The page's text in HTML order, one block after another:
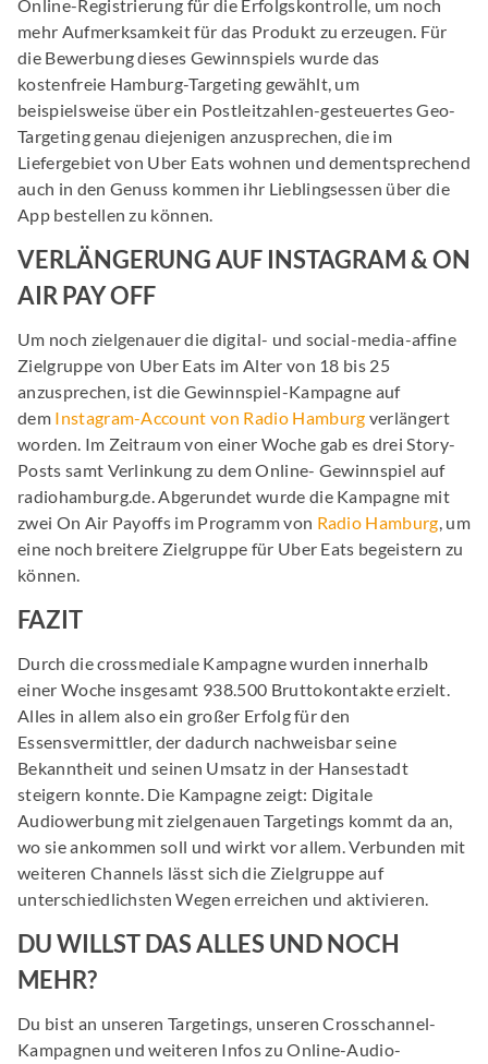
Online-Registrierung für die Erfolgskontrolle, um noch
mehr Aufmerksamkeit für das Produkt zu erzeugen. Für
die Bewerbung dieses Gewinnspiels wurde das
kostenfreie Hamburg-Targeting gewählt, um
beispielsweise über ein Postleitzahlen-gesteuertes Geo-
Targeting genau diejenigen anzusprechen, die im
Liefergebiet von Uber Eats wohnen und dementsprechend
auch in den Genuss kommen ihr Lieblingsessen über die
App bestellen zu können.
VERLÄNGERUNG AUF INSTAGRAM & ON
AIR PAY OFF
Um noch zielgenauer die digital- und social-media-affine
Zielgruppe von Uber Eats im Alter von 18 bis 25
anzusprechen, ist die Gewinnspiel-Kampagne auf
dem Instagram-Account von Radio Hamburg verlängert
worden. Im Zeitraum von einer Woche gab es drei Story-
Posts samt Verlinkung zu dem Online- Gewinnspiel auf
radiohamburg.de. Abgerundet wurde die Kampagne mit
zwei On Air Payoffs im Programm von Radio Hamburg, um
eine noch breitere Zielgruppe für Uber Eats begeistern zu
können.
FAZIT
Durch die crossmediale Kampagne wurden innerhalb
einer Woche insgesamt 938.500 Bruttokontakte erzielt.
Alles in allem also ein großer Erfolg für den
Essensvermittler, der dadurch nachweisbar seine
Bekanntheit und seinen Umsatz in der Hansestadt
steigern konnte. Die Kampagne zeigt: Digitale
Audiowerbung mit zielgenauen Targetings kommt da an,
wo sie ankommen soll und wirkt vor allem. Verbunden mit
weiteren Channels lässt sich die Zielgruppe auf
unterschiedlichsten Wegen erreichen und aktivieren.
DU WILLST DAS ALLES UND NOCH
MEHR?
Du bist an unseren Targetings, unseren Crosschannel-
Kampagnen und weiteren Infos zu Online-Audio-